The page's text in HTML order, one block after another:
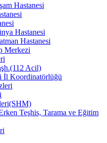
Hastanesi
Hastanesi
Hastanesi
Merkezi
Acil)
İl Koordinatörlüğü
Teşhis, Tarama ve Eğitim